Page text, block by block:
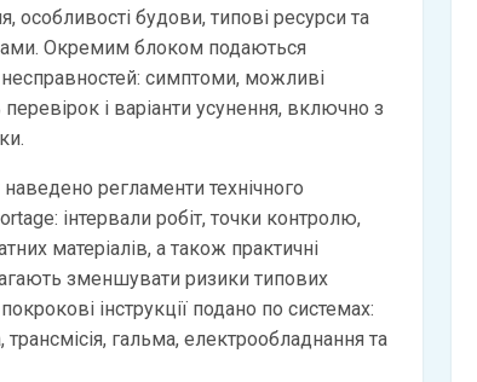
особливості будови, типові ресурси та
Окремим блоком подаються
симптоми, можливі
перевірок і варіанти усунення, включно з
регламенти технічного
інтервали робіт, точки контролю,
матеріалів, а також практичні
зменшувати ризики типових
інструкції подано по системах:
трансмісія, гальма, електрообладнання та